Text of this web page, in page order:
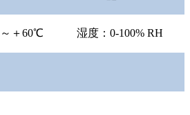
～＋60℃ 湿度： 0-100% RH